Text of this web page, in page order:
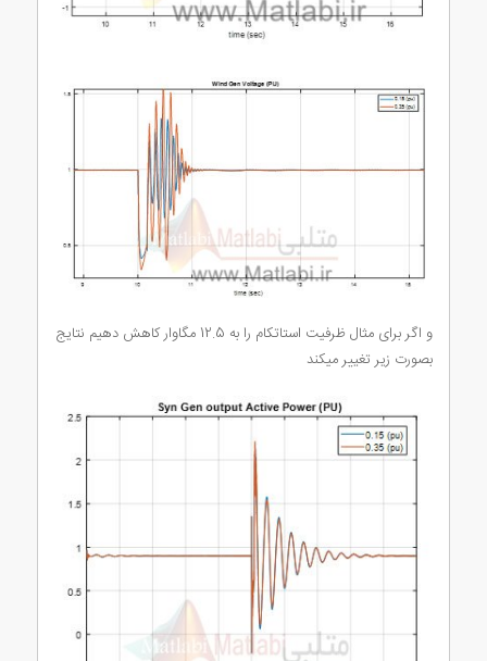
و اگر برای مثال ظرفیت استاتکام را به 12.5 مگاوار کاهش دهیم نتایج
بصورت زیر تغییر میکند